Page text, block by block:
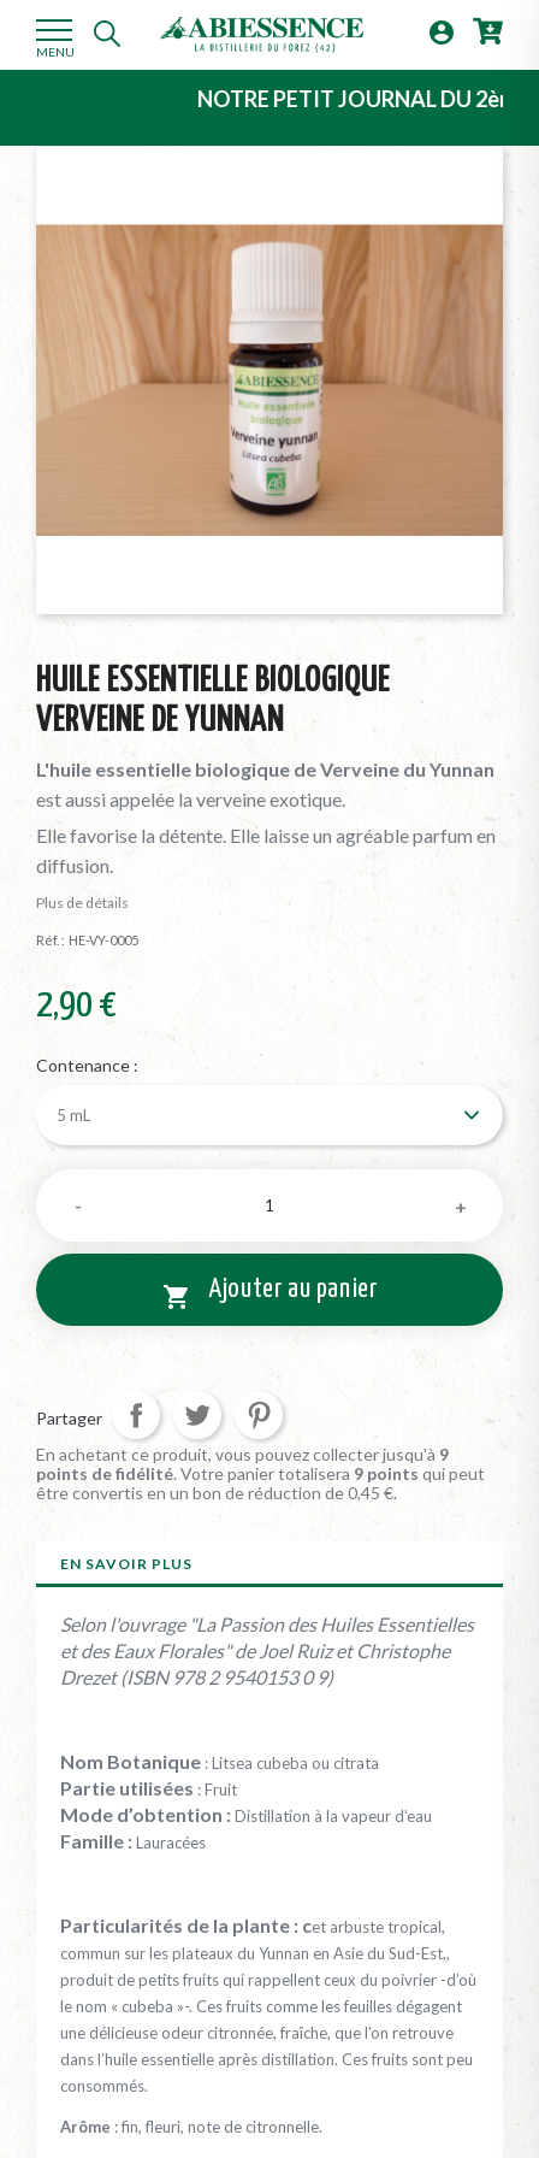
MENU

NOTRE PETIT JOURNAL DU 2ème
HUILE ESSENTIELLE BIOLOGIQUE
VERVEINE DE YUNNAN
L'huile essentielle biologique de Verveine du Yunnan
est aussi appelée la verveine exotique.
Elle favorise la détente. Elle laisse un agréable parfum en
diffusion.
Plus de détails
Réf. : HE-VY-0005
2,90 €
Contenance :
 Ajouter au panier
Partager
En achetant ce produit, vous pouvez collecter jusqu'à 9
points de fidélité. Votre panier totalisera 9 points qui peut
être convertis en un bon de réduction de0,45 €.
EN SAVOIR PLUS
Selon l'ouvrage "La Passion des Huiles Essentielles
et des Eaux Florales" de Joel Ruiz et Christophe
Drezet (ISBN 978 2 9540153 0 9)
Nom Botanique : Litsea cubeba ou citrata
Partie utilisées : Fruit
Mode d’obtention :Distillation à la vapeur d’eau
Famille :Lauracées
Particularités de la plante : cet arbuste tropical,
commun sur les plateaux du Yunnan en Asie du Sud-Est,,
produit de petits fruits qui rappellent ceux du poivrier -d’où
le nom « cubeba »-. Ces fruits comme les feuilles dégagent
une délicieuse odeur citronnée, fraîche, que l’on retrouve
dans l’huile essentielle après distillation. Ces fruits sont peu
consommés.
Arôme : fin, fleuri, note de citronnelle.